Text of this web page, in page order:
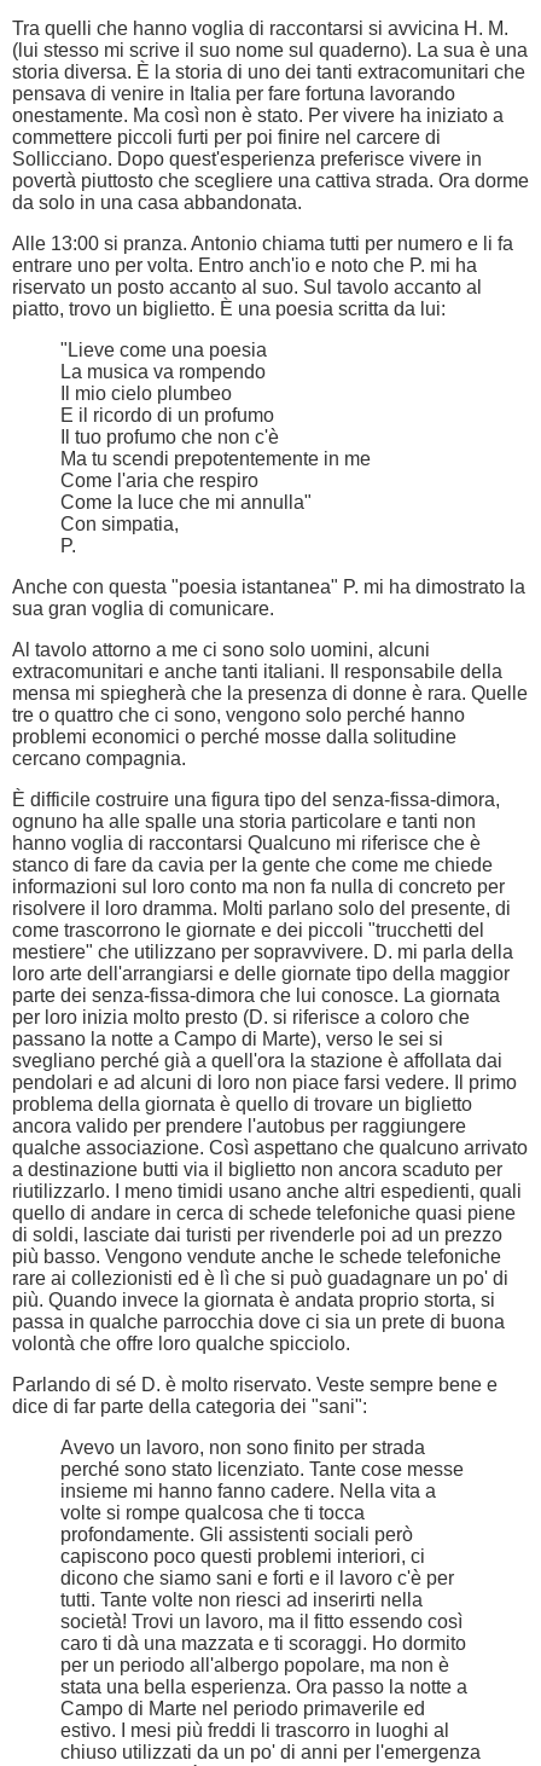
Tra quelli che hanno voglia di raccontarsi si avvicina H. M.
(lui stesso mi scrive il suo nome sul quaderno). La sua è una
storia diversa. È la storia di uno dei tanti extracomunitari che
pensava di venire in Italia per fare fortuna lavorando
onestamente. Ma così non è stato. Per vivere ha iniziato a
commettere piccoli furti per poi finire nel carcere di
Sollicciano. Dopo quest'esperienza preferisce vivere in
povertà piuttosto che scegliere una cattiva strada. Ora dorme
da solo in una casa abbandonata.
Alle 13:00 si pranza. Antonio chiama tutti per numero e li fa
entrare uno per volta. Entro anch'io e noto che P. mi ha
riservato un posto accanto al suo. Sul tavolo accanto al
piatto, trovo un biglietto. È una poesia scritta da lui:
"Lieve come una poesia
La musica va rompendo
Il mio cielo plumbeo
E il ricordo di un profumo
Il tuo profumo che non c'è
Ma tu scendi prepotentemente in me
Come l'aria che respiro
Come la luce che mi annulla"
Con simpatia,
P.
Anche con questa "poesia istantanea" P. mi ha dimostrato la
sua gran voglia di comunicare.
Al tavolo attorno a me ci sono solo uomini, alcuni
extracomunitari e anche tanti italiani. Il responsabile della
mensa mi spiegherà che la presenza di donne è rara. Quelle
tre o quattro che ci sono, vengono solo perché hanno
problemi economici o perché mosse dalla solitudine
cercano compagnia.
È difficile costruire una figura tipo del senza-fissa-dimora,
ognuno ha alle spalle una storia particolare e tanti non
hanno voglia di raccontarsi Qualcuno mi riferisce che è
stanco di fare da cavia per la gente che come me chiede
informazioni sul loro conto ma non fa nulla di concreto per
risolvere il loro dramma. Molti parlano solo del presente, di
come trascorrono le giornate e dei piccoli "trucchetti del
mestiere" che utilizzano per sopravvivere. D. mi parla della
loro arte dell'arrangiarsi e delle giornate tipo della maggior
parte dei senza-fissa-dimora che lui conosce. La giornata
per loro inizia molto presto (D. si riferisce a coloro che
passano la notte a Campo di Marte), verso le sei si
svegliano perché già a quell'ora la stazione è affollata dai
pendolari e ad alcuni di loro non piace farsi vedere. Il primo
problema della giornata è quello di trovare un biglietto
ancora valido per prendere l'autobus per raggiungere
qualche associazione. Così aspettano che qualcuno arrivato
a destinazione butti via il biglietto non ancora scaduto per
riutilizzarlo. I meno timidi usano anche altri espedienti, quali
quello di andare in cerca di schede telefoniche quasi piene
di soldi, lasciate dai turisti per rivenderle poi ad un prezzo
più basso. Vengono vendute anche le schede telefoniche
rare ai collezionisti ed è lì che si può guadagnare un po' di
più. Quando invece la giornata è andata proprio storta, si
passa in qualche parrocchia dove ci sia un prete di buona
volontà che offre loro qualche spicciolo.
Parlando di sé D. è molto riservato. Veste sempre bene e
dice di far parte della categoria dei "sani":
Avevo un lavoro, non sono finito per strada
perché sono stato licenziato. Tante cose messe
insieme mi hanno fanno cadere. Nella vita a
volte si rompe qualcosa che ti tocca
profondamente. Gli assistenti sociali però
capiscono poco questi problemi interiori, ci
dicono che siamo sani e forti e il lavoro c'è per
tutti. Tante volte non riesci ad inserirti nella
società! Trovi un lavoro, ma il fitto essendo così
caro ti dà una mazzata e ti scoraggi. Ho dormito
per un periodo all'albergo popolare, ma non è
stata una bella esperienza. Ora passo la notte a
Campo di Marte nel periodo primaverile ed
estivo. I mesi più freddi li trascorro in luoghi al
chiuso utilizzati da un po' di anni per l'emergenza